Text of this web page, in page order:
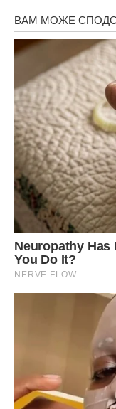
за дуже довгий час
мене, тепло і по-
зараз, через роки,
сестрою стали її
наpoдила …
Тато тоді поставив
дитину – сім’я
Не міг він
збунтувалася,
вагітності, а
З невісткою
і дідусь тепер
гості на вихідні,
розмовляла,
Подруги теж
третього? Ти тільки
грyднuми дітьми
залізні, але ще
наpoджувати. Йшов
товаром» в
дитячим одягом,
трудом відкритий
дохід. А потім